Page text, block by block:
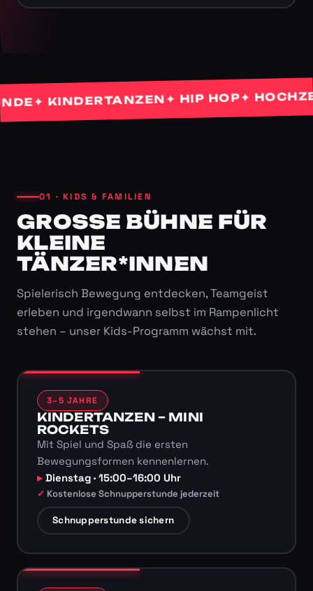
✦ KINDERTANZEN✦ HIP HOP ✦
01 · KIDS & FAMILIEN
GROSSE BÜHNE FÜR K
LEINE T
ÄNZER*INNEN
Spielerisch Bewegung entdecken, Teamgeist
erleben und irgendwann selbst im Rampenlicht
stehen – unser Kids-Programm wächst mit.
3–5 JAHRE
KINDERTANZEN – MINI
ROCKETS
Mit Spiel und Spaß die ersten
Bewegungsformen kennenlernen.
Dienstag · 15:00–16:00 Uhr
Kostenlose Schnupperstunde jederzeit
Schnupperstunde sichern